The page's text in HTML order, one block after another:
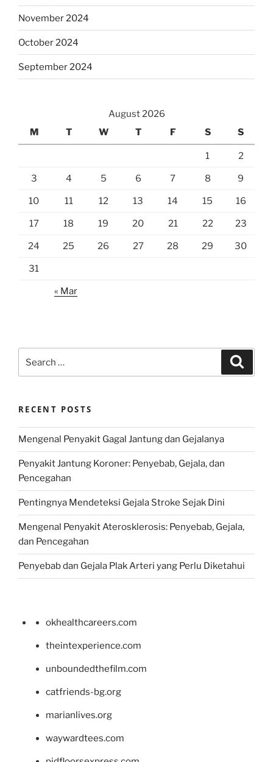
November 2024
October 2024
September 2024
August 2026
M
T W T F S S
1 2
3 4 5 6 7 8 9
10 11 12 13 14 15 16
17 18 19 20 21 22 23
24 25 26 27 28 29 30
31
« Mar
for:
RECENT POSTS
Mengenal Penyakit Gagal Jantung dan Gejalanya
Penyakit Jantung Koroner: Penyebab, Gejala, dan
Pencegahan
Pentingnya Mendeteksi Gejala Stroke Sejak Dini
Mengenal Penyakit Aterosklerosis: Penyebab, Gejala,
dan Pencegahan
Penyebab dan Gejala Plak Arteri yang Perlu Diketahui
okhealthcareers.com
theintexperience.com
unboundedthefilm.com
catfriends-bg.org
marianlives.org
waywardtees.com